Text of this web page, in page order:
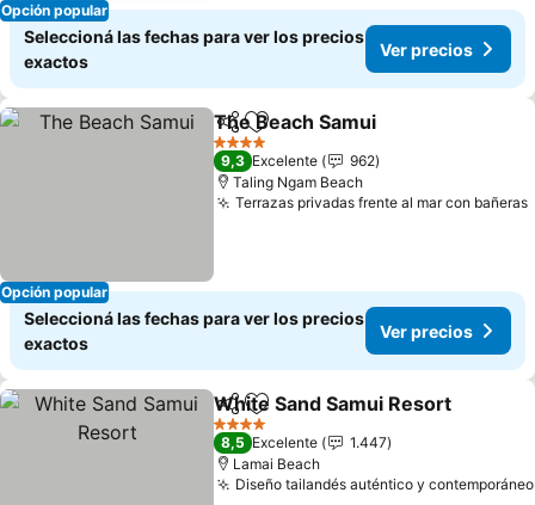
Opción popular
Seleccioná las fechas para ver los precios
exactos
Ver precios
Opción popular
Compartir
Añadir a favoritos
The Beach Samui
4 Estrellas
9,3 Excelente
962
Taling Ngam Beach
Terrazas privadas frente al mar con bañeras
Seleccioná las fechas para ver los precios
exactos
Ver precios
CompartirAñadir a favoritos
White Sand Samui Resort
4 Estrellas
8,5 Excelente
1.447
Lamai Beach
Diseño tailandés auténtico y contemporáneo